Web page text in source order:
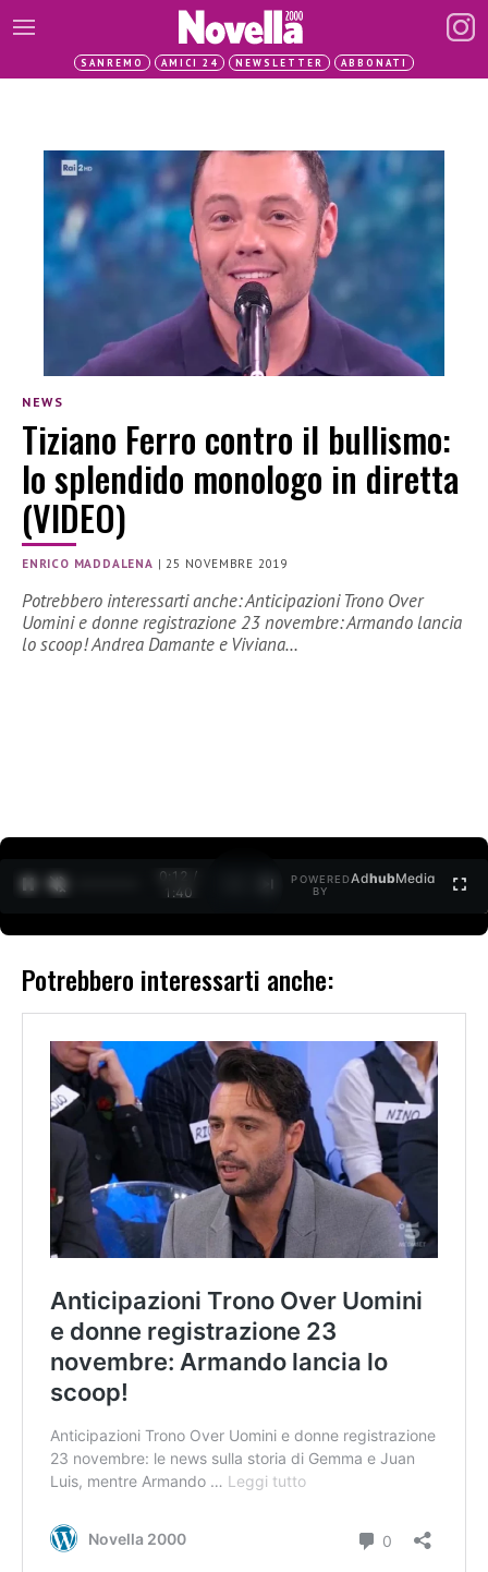
SANREMO AMICI 24 NEWSLETTER ABBONATI
NEWS
Tiziano Ferro contro il bullismo:
lo splendido monologo in diretta
(VIDEO)
ENRICO MADDALENA |25 NOVEMBRE 2019
Potrebbero interessarti anche: Anticipazioni Trono Over
Uomini e donne registrazione 23 novembre: Armando lancia
lo scoop! Andrea Damante e Viviana…
0:13 /
1:40
POWERED
BY
AdhubMedia
Potrebbero interessarti anche: